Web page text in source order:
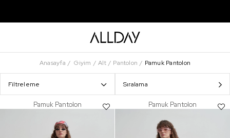
Anasayfa Giyim Alt Pantolon Pamuk Pantolon
Filtreleme Sıralama
Pamuk Pantolon Pamuk Pantolon